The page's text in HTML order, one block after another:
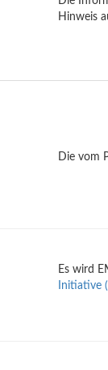
Hinweis
Die vom
Es wird
Initiative